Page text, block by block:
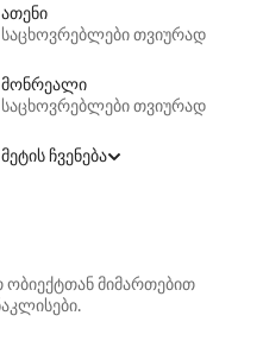
ათენი
საცხოვრებლები თვიურად
მონრეალი
საცხოვრებლები თვიურად
მეტის ჩვენება
მიმართებით